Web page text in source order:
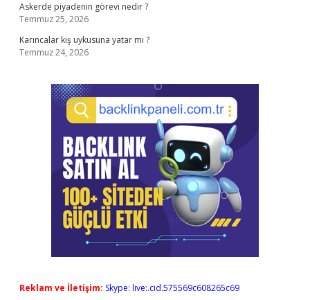
Askerde piyadenin görevi nedir ?
Temmuz 25, 2026
Karıncalar kış uykusuna yatar mı ?
Temmuz 24, 2026
Reklam ve İletişim: Skype: live:.cid.575569c608265c69